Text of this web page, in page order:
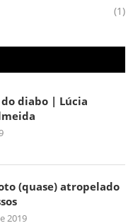
(1)
diabo | Lúcia
(quase) atropelado
2019